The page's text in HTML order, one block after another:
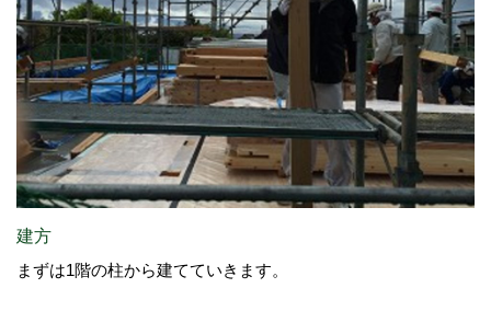
建方
まずは1階の柱から建てていきます。